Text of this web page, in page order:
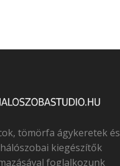
tömörfa ágykeretek és
kiegészítők
foglalkozunk